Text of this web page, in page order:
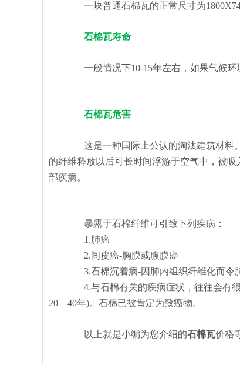
一块普通石棉瓦的正常尺寸为
石棉瓦寿命
一般情况下10-15年左右，如果气候环
石棉瓦危害
这是一种国际上公认的淘汰建筑材料。
的纤维释放以后可长时间浮游于空气中，被
部疾病。
暴露于石棉纤维可引致下列疾病：
1.肺癌
2.间皮癌-胸膜或腹膜癌
3.石棉沉着病-因肺内组织纤维化而令
4.与石棉有关的疾病症状，往往会有很
20—40年)。石棉已被肯定为致癌物。
以上就是小编为您介绍的石棉瓦价格